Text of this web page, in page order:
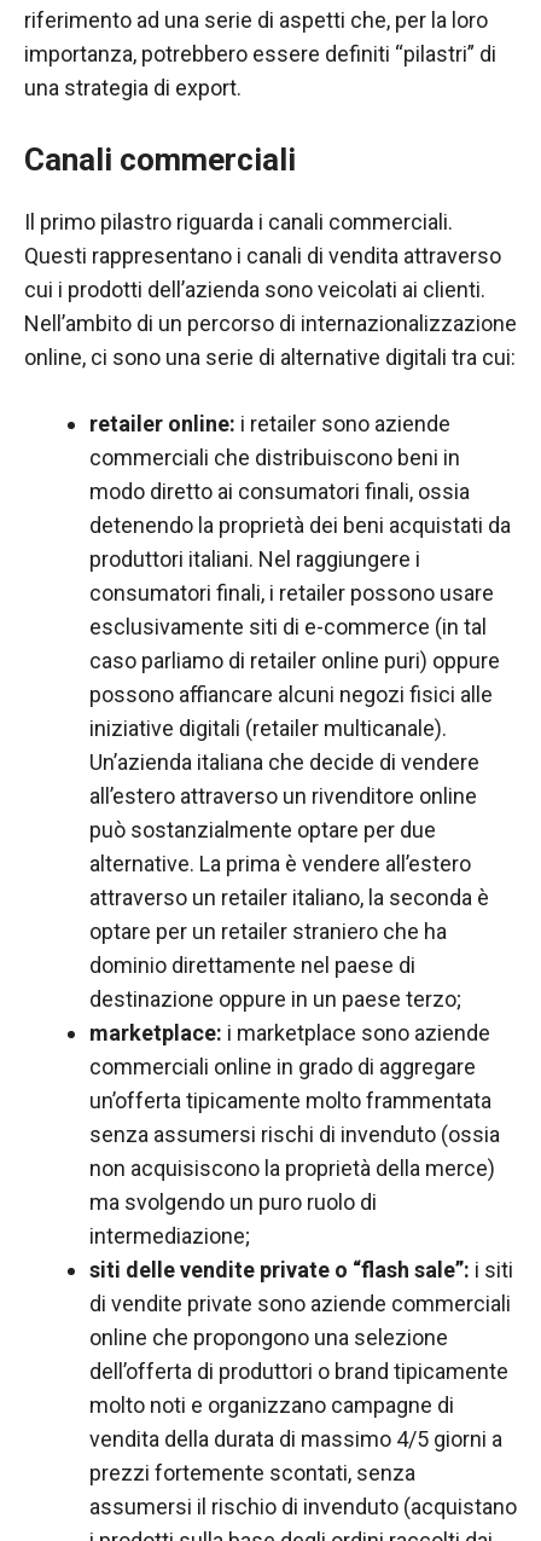
riferimento ad una serie di aspetti che, per la loro
importanza, potrebbero essere definiti “pilastri” di
una strategia di export.
Canali commerciali
Il primo pilastro riguarda i canali commerciali.
Questi rappresentano i canali di vendita attraverso
cui i prodotti dell’azienda sono veicolati ai clienti.
Nell’ambito di un percorso di internazionalizzazione
online, ci sono una serie di alternative digitali tra cui:
retailer online: i retailer sono aziende
commerciali che distribuiscono beni in
modo diretto ai consumatori finali, ossia
detenendo la proprietà dei beni acquistati da
produttori italiani. Nel raggiungere i
consumatori finali, i retailer possono usare
esclusivamente siti di e-commerce (in tal
caso parliamo di retailer online puri) oppure
possono affiancare alcuni negozi fisici alle
iniziative digitali (retailer multicanale).
Un’azienda italiana che decide di vendere
all’estero attraverso un rivenditore online
può sostanzialmente optare per due
alternative. La prima è vendere all’estero
attraverso un retailer italiano, la seconda è
optare per un retailer straniero che ha
dominio direttamente nel paese di
destinazione oppure in un paese terzo;
marketplace: i marketplace sono aziende
commerciali online in grado di aggregare
un’offerta tipicamente molto frammentata
senza assumersi rischi di invenduto (ossia
non acquisiscono la proprietà della merce)
ma svolgendo un puro ruolo di
intermediazione;
siti delle vendite private o “flash sale”: i siti
di vendite private sono aziende commerciali
online che propongono una selezione
dell’offerta di produttori o brand tipicamente
molto noti e organizzano campagne di
vendita della durata di massimo 4/5 giorni a
prezzi fortemente scontati, senza
assumersi il rischio di invenduto (acquistano